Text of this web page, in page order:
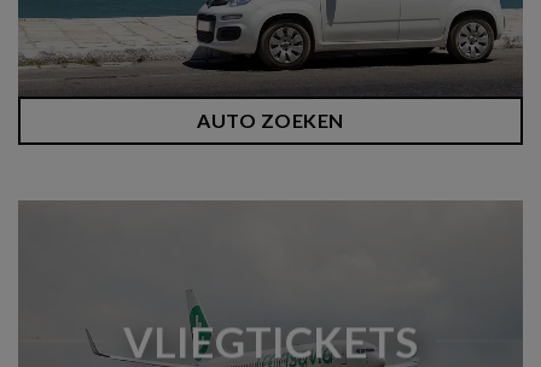
AUTO ZOEKEN
VLIEGTICKETS